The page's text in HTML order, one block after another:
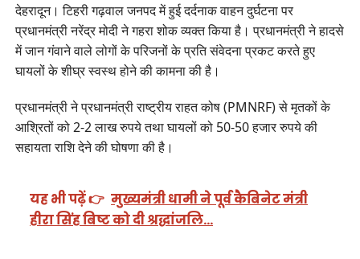
देहरादून। टिहरी गढ़वाल जनपद में हुई दर्दनाक वाहन दुर्घटना पर
प्रधानमंत्री नरेंद्र मोदी ने गहरा शोक व्यक्त किया है। प्रधानमंत्री ने हादसे
में जान गंवाने वाले लोगों के परिजनों के प्रति संवेदना प्रकट करते हुए
घायलों के शीघ्र स्वस्थ होने की कामना की है।
प्रधानमंत्री ने प्रधानमंत्री राष्ट्रीय राहत कोष (PMNRF) से मृतकों के
आश्रितों को 2-2 लाख रुपये तथा घायलों को 50-50 हजार रुपये की
सहायता राशि देने की घोषणा की है।
यह भी पढ़ें 👉 मुख्यमंत्री धामी ने पूर्व कैबिनेट मंत्री
हीरा सिंह बिष्ट को दी श्रद्धांजलि…